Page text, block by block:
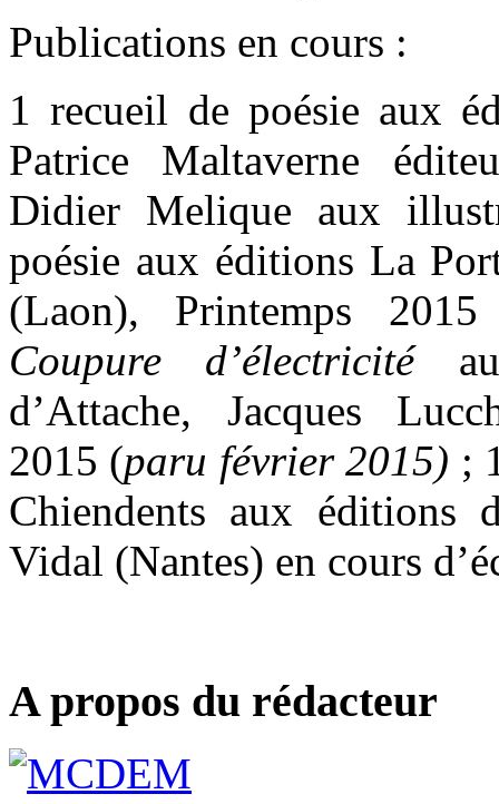
Publications en cours :
1 recueil de poésie aux
Patrice Maltaverne
Didier Melique aux
poésie aux éditions La
(Laon), Printemps
Coupure d’électricité
d’Attache, Jacques
2015 (paru février 2015) ;
Chiendents aux éditions
Vidal (Nantes) en cours
A propos du rédacteur